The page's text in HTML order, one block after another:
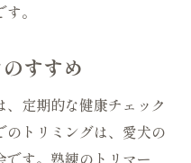
。
すすめ
定期的な健康チェック
トリミングは、愛犬の
す。熟練のトリマー